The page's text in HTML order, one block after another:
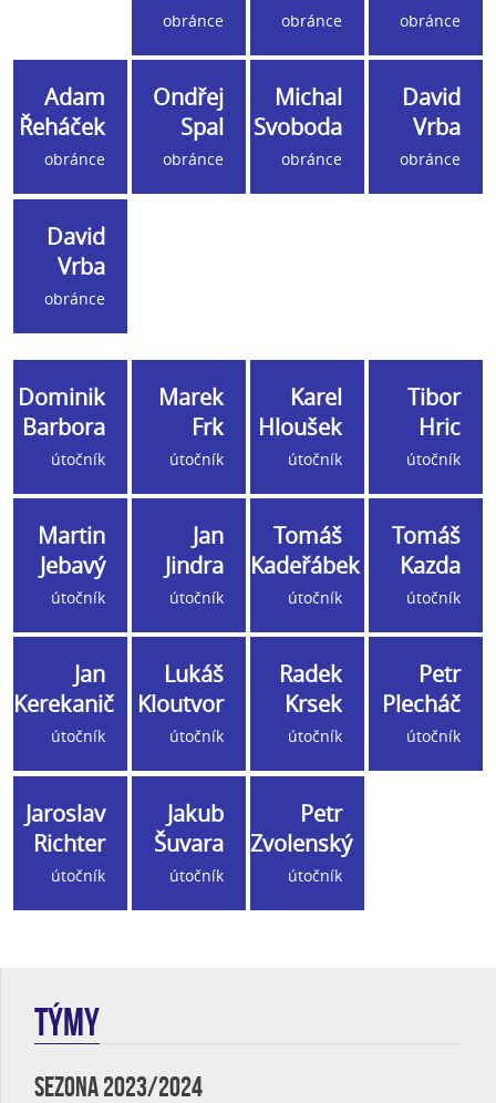
obránce obránce obránce
Adam
Řeháček
obránce
Ondřej
Spal
obránce
Michal
Svoboda
obránce
David
Vrba
obránce
David
Vrba
obránce
Dominik
Barbora
útočník
Marek
Frk
útočník
Karel
Hloušek
útočník
Tibor
Hric
útočník
Martin
Jebavý
útočník
Jan
Jindra
útočník
Tomáš
Kadeřábek
útočník
Tomáš
Kazda
útočník
Jan
Kerekanič
útočník
Lukáš
Kloutvor
útočník
Radek
Krsek
útočník
Petr
Plecháč
útočník
Jaroslav
Richter
útočník
Jakub
Šuvara
útočník
Petr
Zvolenský
útočník
TÝMY
SEZONA 2023/2024